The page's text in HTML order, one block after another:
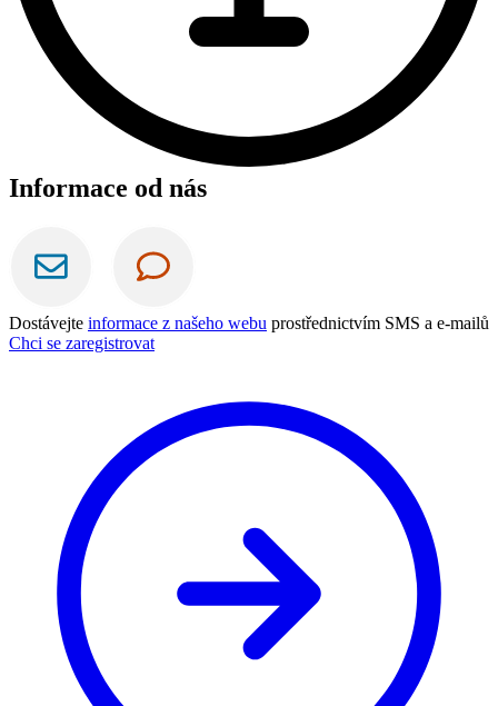
Informace od nás
Dostávejte informace z našeho webu prostřednictvím SMS a e-mailů
Chci se zaregistrovat